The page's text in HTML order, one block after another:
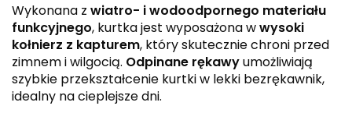
Wykonana z wiatro- i wodoodpornego materiału
funkcyjnego, kurtka jest wyposażona wwysoki
kołnierz z kapturem, który skutecznie chroni przed
zimnem i wilgocią. Odpinane rękawyumożliwiają
szybkie przekształcenie kurtki w lekki bezrękawnik,
idealny na cieplejsze dni.